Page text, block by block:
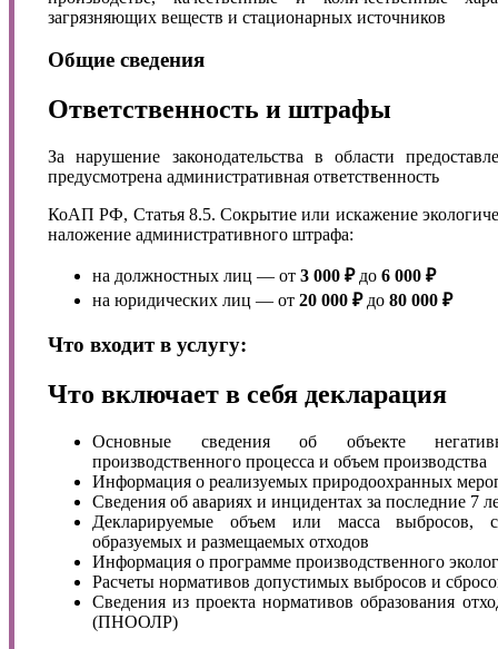
загрязняющих веществ и стационарных источников
Общие сведения
Ответственность и штрафы
За нарушение законодательства в области
предусмотрена административная ответственность
КоАП РФ, Статья 8.5. Сокрытие или искажение
наложение административного штрафа:
на должностных лиц — от 3 000 ₽до 6 000 ₽
на юридических лиц — от 20 000 ₽до 80 000 ₽
Что входит в услугу:
Что включает в себя декларация
Основные сведения об объекте
производственного процесса и объем производства
Информация о реализуемых природоохранных
Сведения об авариях и инцидентах за последние 7
Декларируемые объем или масса выбросов,
образуемых и размещаемых отходов
Информация о программе производственного
Расчеты нормативов допустимых выбросов и
Сведения из проекта нормативов образования
(ПНООЛР)